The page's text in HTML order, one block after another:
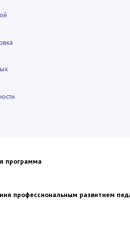
программа
профессиональным развитием